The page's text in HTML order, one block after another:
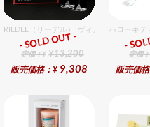
RIEDEL（リーデル） ヴィノム 8 シャン
ギフト
定価：¥ ¥13,200
販売価格：¥ 9,308
- SOLD OUT -
ハローキテ
定価
販売価
-